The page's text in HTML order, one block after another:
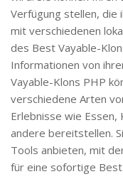
Verfügung stellen, die
mit verschiedenen
des Best Vayable-
Informationen von
Vayable-Klons PHP
verschiedene Arten
Erlebnisse wie Essen,
andere bereitstellen.
Tools anbieten, mit
für eine sofortige